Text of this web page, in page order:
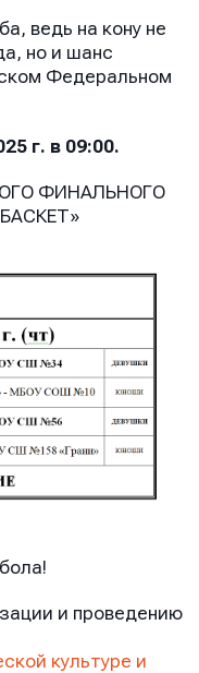
ведь на кону не
но и шанс
Федеральном
г. в 09:00.
ФИНАЛЬНОГО
и проведению
культуре и